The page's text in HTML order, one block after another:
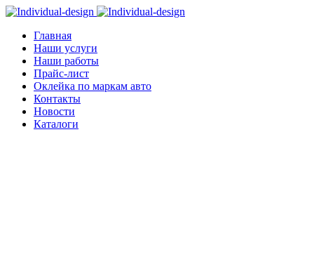
Главная
Наши услуги
Наши работы
Прайс-лист
Оклейка по маркам авто
Контакты
Новости
Каталоги